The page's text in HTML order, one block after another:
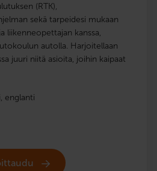
(RTK),
sekä tarpeidesi mukaan
liikenneopettajan kanssa,
autolla. Harjoitellaan
juuri niitä asioita, joihin kaipaat
englanti